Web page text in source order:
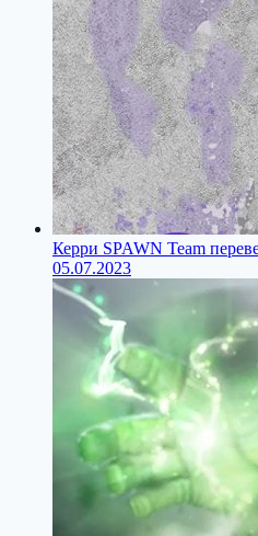
Керри SPAWN Team
05.07.2023